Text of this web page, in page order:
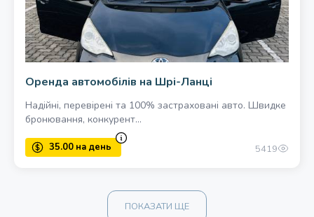
35.00 на день
Оренда автомобілів на Шрі-Ланці
Надійні, перевірені та 100% застраховані авто. Швидке
бронювання, конкурент...
5419
ПОКАЗАТИ ЩЕ